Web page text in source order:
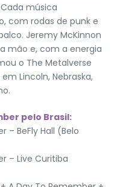
música
com rodas de punk e
Jeremy McKinnon
mão e, com a energia
o The Metalverse
Lincoln, Nebraska,
pelo Brasil:
– BeFly Hall (Belo
– Live Curitiba